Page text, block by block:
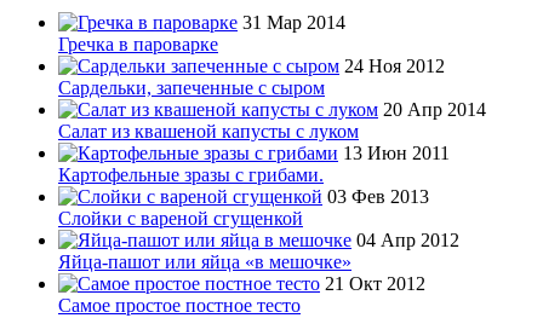
31 Мар 2014
Гречка в пароварке
24 Ноя 2012
Сардельки, запеченные с сыром
20 Апр 2014
Салат из квашеной капусты с луком
13 Июн 2011
Картофельные зразы с грибами.
03 Фев 2013
Слойки с вареной сгущенкой
04 Апр 2012
Яйца-пашот или яйца «в мешочке»
21 Окт 2012
Самое простое постное тесто